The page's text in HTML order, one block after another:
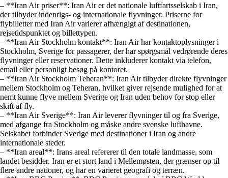
– **Iran Air priser**: Iran Air er det nationale luftfartsselskab i Iran,
der tilbyder indenrigs- og internationale flyvninger. Priserne for
flybilletter med Iran Air varierer afhængigt af destinationen,
rejsetidspunktet og billettypen.
– **Iran Air Stockholm kontakt**: Iran Air har kontaktoplysninger i
Stockholm, Sverige for passagerer, der har spørgsmål vedrørende deres
flyvninger eller reservationer. Dette inkluderer kontakt via telefon,
email eller personligt besøg på kontoret.
– **Iran Air Stockholm Teheran**: Iran Air tilbyder direkte flyvninger
mellem Stockholm og Teheran, hvilket giver rejsende mulighed for at
nemt kunne flyve mellem Sverige og Iran uden behov for stop eller
skift af fly.
– **Iran Air Sverige**: Iran Air leverer flyvninger til og fra Sverige,
med afgange fra Stockholm og måske andre svenske lufthavne.
Selskabet forbinder Sverige med destinationer i Iran og andre
internationale steder.
– **Iran areal**: Irans areal refererer til den totale landmasse, som
landet besidder. Iran er et stort land i Mellemøsten, der grænser op til
flere andre nationer, og har en varieret geografi og terræn.